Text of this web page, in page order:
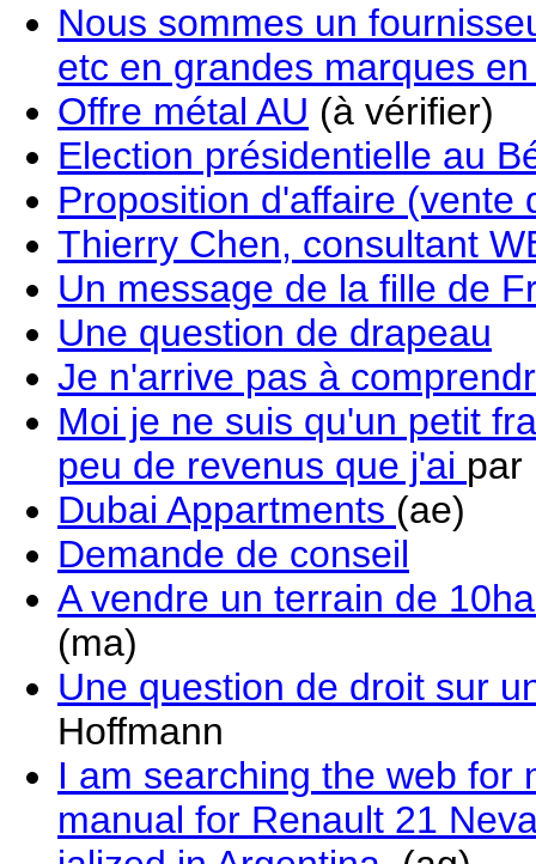
Nous sommes un
etc en grandes marques
Offre métal AU (à vérifier)
Election présidentielle au
Proposition d'affaire (vente
Thierry Chen, consultant
Un message de la fille de
Une question de drapeau
Je n'arrive pas à
Moi je ne suis qu'un petit
peu de revenus que j'ai par
Dubai Appartments (ae)
Demande de conseil
A vendre un terrain de
(ma)
Une question de droit sur
Hoffmann
I am searching the web for
manual for Renault 21